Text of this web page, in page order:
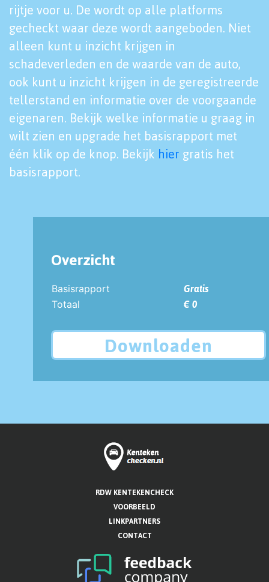
rijtje voor u. De wordt op alle platforms
gecheckt waar deze wordt aangeboden. Niet
alleen kunt u inzicht krijgen in
schadeverleden en de waarde van de auto,
ook kunt u inzicht krijgen in de geregistreerde
tellerstand en informatie over de voorgaande
eigenaren. Bekijk welke informatie u graag in
wilt zien en upgrade het basisrapport met
één klik op de knop. Bekijk hier gratis het
basisrapport.
Overzicht
Basisrapport
Gratis
Totaal
€ 0
Downloaden
RDW KENTEKENCHECK
VOORBEELD
LINKPARTNERS
CONTACT